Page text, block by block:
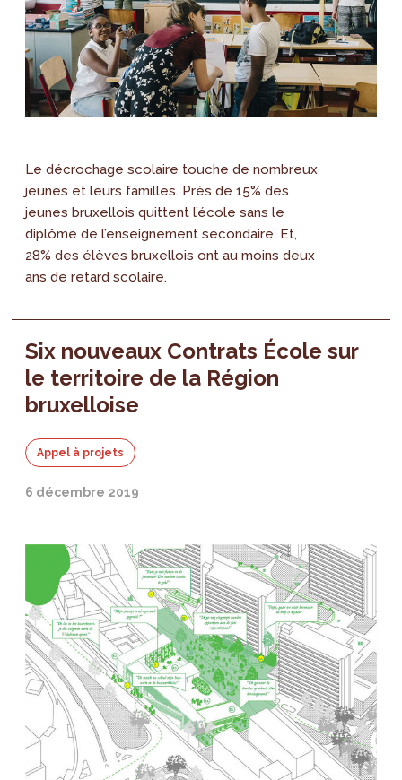
Le décrochage scolaire touche de nombreux
jeunes et leurs familles. Près de 15% des
jeunes bruxellois quittent l’école sans le
diplôme de l’enseignement secondaire. Et,
28% des élèves bruxellois ont au moins deux
ans de retard scolaire.
Six nouveaux Contrats École sur
le territoire de la Région
bruxelloise
Appel à projets
6 décembre 2019